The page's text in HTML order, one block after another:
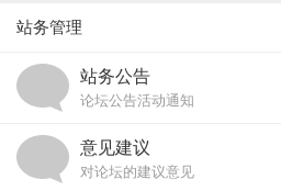
站务管理
站务公告
论坛公告活动通知
意见建议
对论坛的建议意见